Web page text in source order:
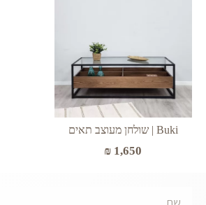
Buki | שולחן מעוצב תאים
₪ 1,650